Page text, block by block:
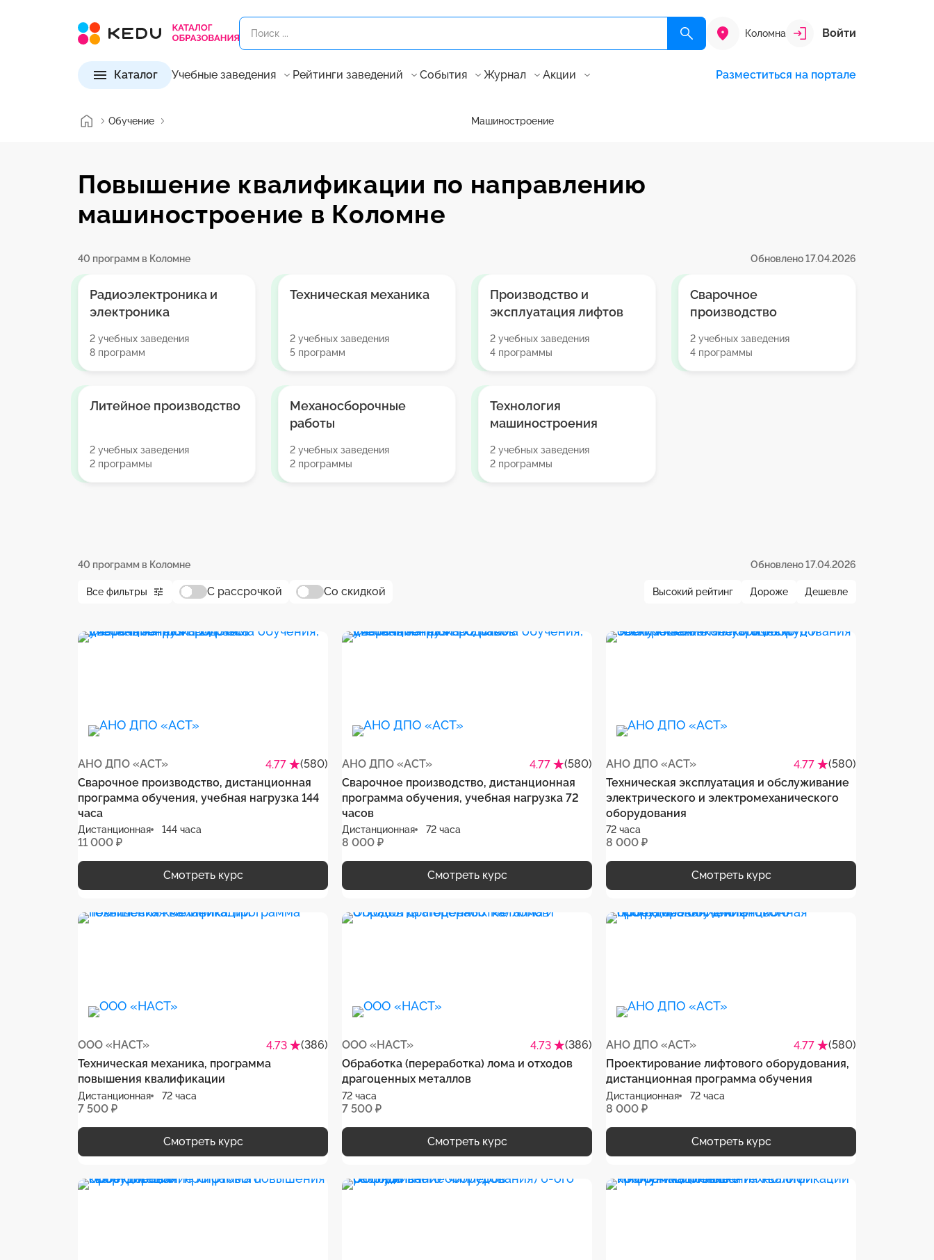
Коломна Войти
Каталог Учебные заведения Рейтинги заведений События Журнал Акции Разместиться на портале
Обучение Машиностроение
Повышение квалификации по направлению
машиностроение в Коломне
40 программ в Коломне Обновлено 17.04.2026
Радиоэлектроника и
электроника
2 учебных заведения
8 программ
Техническая механика
2 учебных заведения
5 программ
Производство и
эксплуатация лифтов
2 учебных заведения
4 программы
Сварочное
производство
2 учебных заведения
4 программы
Литейное производство
2 учебных заведения
2 программы
Механосборочные
работы
2 учебных заведения
2 программы
Технология
машиностроения
2 учебных заведения
2 программы
40 программ в Коломне Обновлено 17.04.2026
Все фильтры С рассрочкой Со скидкой Высокий рейтинг Дороже Дешевле
АНО ДПО «АСТ» 4.77
(580)
Сварочное производство, дистанционная
программа обучения, учебная нагрузка 144
часа
Дистанционная 144 часа
11 000 ₽
Смотреть курс
АНО ДПО «АСТ» 4.77
(580)
Сварочное производство, дистанционная
программа обучения, учебная нагрузка 72
часов
Дистанционная 72 часа
8 000 ₽
Смотреть курс
АНО ДПО «АСТ» 4.77
(580)
Техническая эксплуатация и обслуживание
электрического и электромеханического
оборудования
72 часа
8 000 ₽
Смотреть курс
ООО «НАСТ» 4.73
(386)
Техническая механика, программа
повышения квалификации
Дистанционная 72 часа
7 500 ₽
Смотреть курс
ООО «НАСТ» 4.73
(386)
Обработка (переработка) лома и отходов
драгоценных металлов
72 часа
7 500 ₽
Смотреть курс
АНО ДПО «АСТ» 4.77
(580)
Проектирование лифтового оборудования,
дистанционная программа обучения
Дистанционная 72 часа
8 000 ₽
Смотреть курс